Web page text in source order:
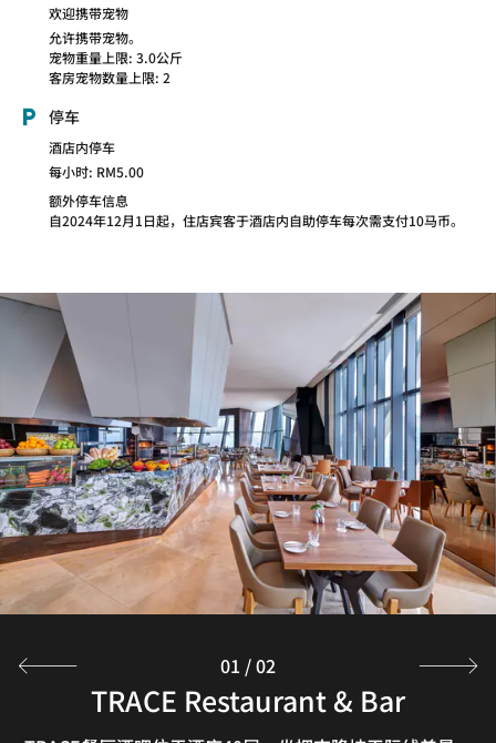
欢迎携带宠物
允许携带宠物。
宠物重量上限: 3.0公斤
客房宠物数量上限: 2
停车
酒店内停车
每小时: RM5.00
额外停车信息
自2024年12月1日起，住店宾客于酒店内自助停车每次需支付10马币。
TRACE Restaurant & Bar
Order for Delivery
01 /02